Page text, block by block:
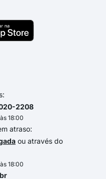
2208
18:00
atraso:
ou através do
18:00